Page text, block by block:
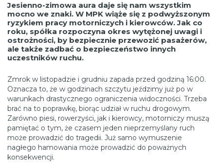
Jesienno-zimowa aura daje się nam wszystkim
mocno we znaki. W MPK wiąże się z podwyższonym
ryzykiem pracy motorniczych i kierowców. Jak co
roku, spółka rozpoczyna okres wytężonej uwagi i
ostrożności, by bezpiecznie przewozić pasażerów,
ale także zadbać o bezpieczeństwo innych
uczestników ruchu.
Zmrok w listopadzie i grudniu zapada przed godziną 16:00.
Oznacza to, że w godzinach szczytu jeździmy już po w
warunkach drastycznego ograniczenia widoczności. Trzeba
brać na to poprawkę, biorąc udział w ruchu drogowym.
Zarówno piesi, rowerzyści, jak i kierowcy, motorniczy muszą
pamiętać o tym, że czasem jeden nieprzemyślany ruch
może prowadzić do tragedii. Już samo wymuszenie
nagłego hamowania może prowadzić do poważnych
konsekwencji.